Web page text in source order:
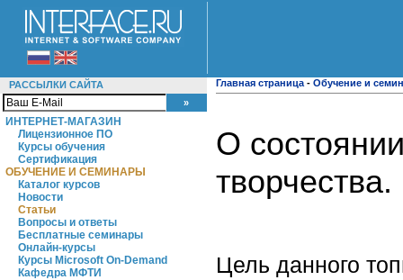
РАССЫЛКИ САЙТА
ИНТЕРНЕТ-МАГАЗИН
Лицензионное ПО
Курсы обучения
Сертификация
ОБУЧЕНИЕ И СЕМИНАРЫ
Каталог курсов
Новости
Статьи
Вопросы и ответы
Бесплатные семинары
Онлайн-курсы
Курсы Microsoft On-Demand
Кафедра МФТИ
Главная страница - Обучение и
О
Цель данного